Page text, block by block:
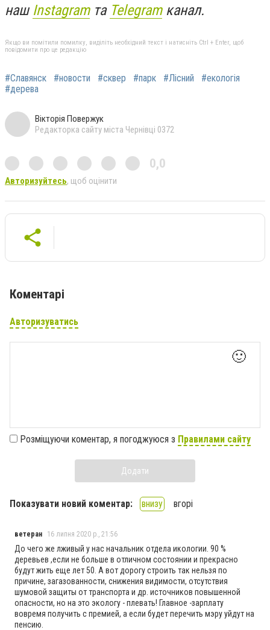
наш Instagramта Telegramканал.
Якщо ви помітили помилку, виділіть необхідний текст і натисніть Ctrl + Enter, щоб
повідомити про це редакцію
#Славянск #новости #сквер #парк #Лісний
#екологія
#дерева
Вікторія Повержук
Редакторка сайту міста Чернівці 0372
0,0
Авторизуйтесь, щоб оцінити
Коментарі
Авторизуватись
🙂
Розміщуючи коментар, я погоджуюся з Правилами сайту
Додати
Показувати новий коментар: внизу вгорі
ветеран 16 липня 2020 р., 21:56
До чего же лживый у нас начальник отдела икологии. 90 %
деревьев ,если не больше в отличном состоянии и прекрасно
будут жить еще лет 50. А вот дорогу строить так нельзя по
причине, загазованности, снижения видимости, отсутствия
шумовой защиты от транспорта и др. источников повышенной
опасности, но на это экологу - плевать! Главное -зарплату
вовремя получить с премией, а если будет перечить мэру уйдут на
пенсию.